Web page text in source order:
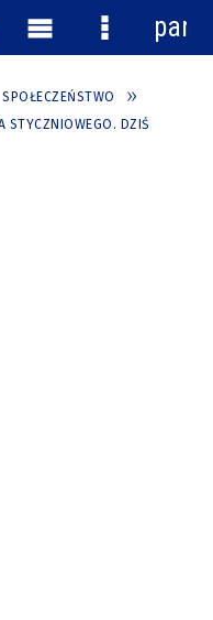
SPOŁECZEŃSTWO
STYCZNIOWEGO. DZIŚ
Menu
główne
Menu
panel